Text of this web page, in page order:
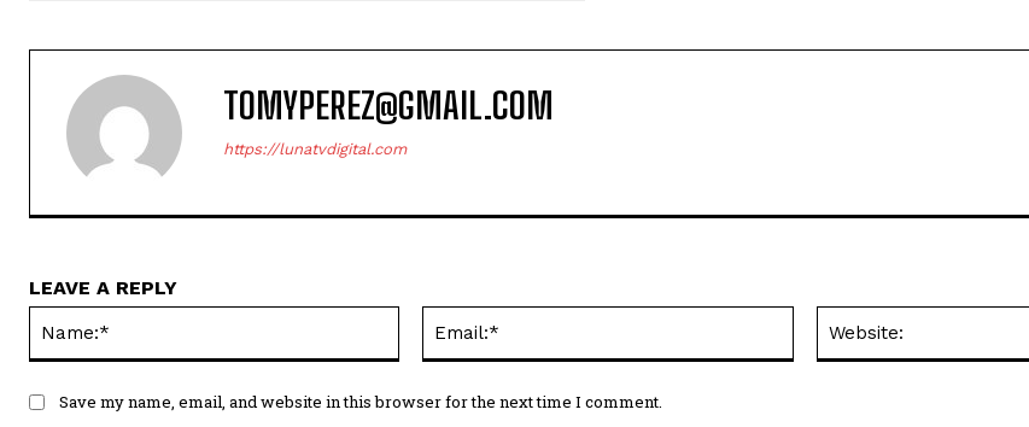
TOMYPEREZ@GMAIL.COM
https://lunatvdigital.com
LEAVE A REPLY
Save my name, email, and website in this browser for the next time I comment.